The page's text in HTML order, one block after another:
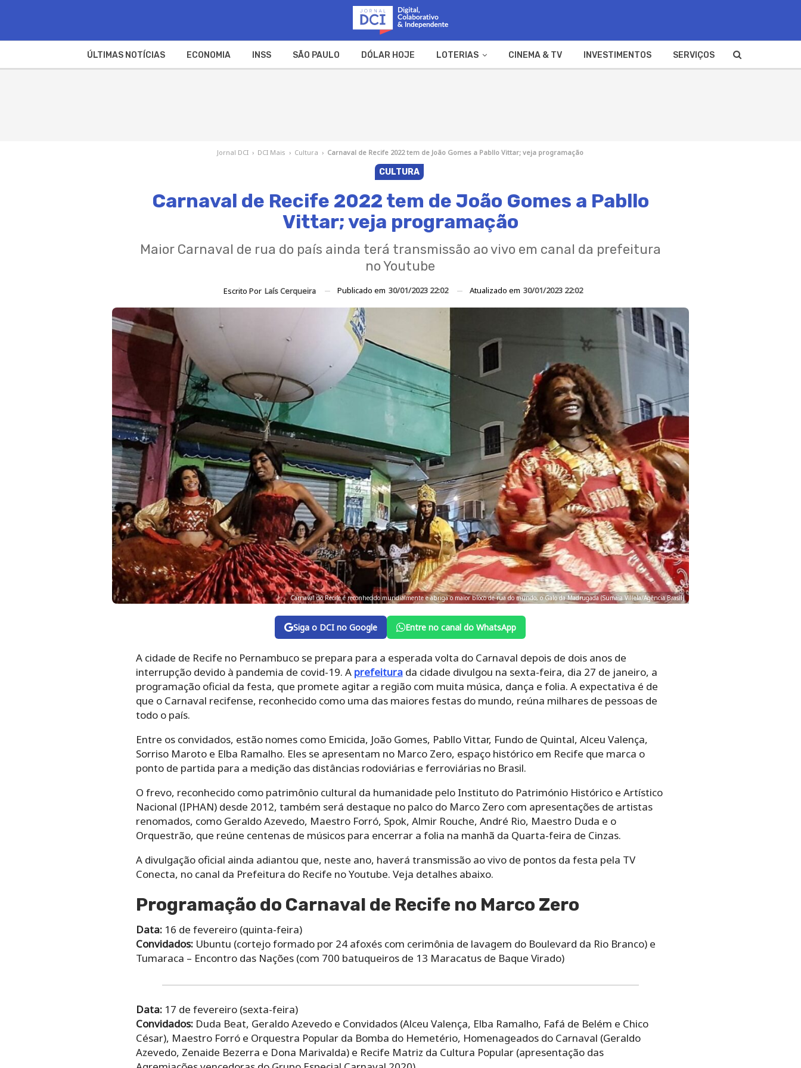
ÚLTIMAS NOTÍCIAS ECONOMIA INSS SÃO PAULO DÓLAR HOJE LOTERIAS CINEMA & TV INVESTIMENTOS SERVIÇOS
Jornal DCI › DCI Mais › Cultura › Carnaval de Recife 2022 tem de João Gomes a Pabllo Vittar; veja programação
CULTURA
Carnaval de Recife 2022 tem de João Gomes a Pabllo
Vittar; veja programação
Maior Carnaval de rua do país ainda terá transmissão ao vivo em canal da prefeitura
no Youtube
Escrito Por Laís Cerqueira Publicado em 30/01/2023 22:02 Atualizado em 30/01/2023 22:02
Carnaval do Recife é reconhecido mundialmente e abriga o maior bloco de rua do mundo, o Galo da Madrugada (Sumaia Villela/Agência Brasil)
Siga o DCI no Google Entre no canal do WhatsApp
A cidade de Recife no Pernambuco se prepara para a esperada volta do Carnaval depois de dois anos de
interrupção devido à pandemia de covid-19. A prefeiturada cidade divulgou na sexta-feira, dia 27 de janeiro, a
programação oficial da festa, que promete agitar a região com muita música, dança e folia. A expectativa é de
que o Carnaval recifense, reconhecido como uma das maiores festas do mundo, reúna milhares de pessoas de
todo o país.
Entre os convidados, estão nomes como Emicida, João Gomes, Pabllo Vittar, Fundo de Quintal, Alceu Valença,
Sorriso Maroto e Elba Ramalho. Eles se apresentam no Marco Zero, espaço histórico em Recife que marca o
ponto de partida para a medição das distâncias rodoviárias e ferroviárias no Brasil.
O frevo, reconhecido como patrimônio cultural da humanidade pelo Instituto do Património Histórico e Artístico
Nacional (IPHAN) desde 2012, também será destaque no palco do Marco Zero com apresentações de artistas
renomados, como Geraldo Azevedo, Maestro Forró, Spok, Almir Rouche, André Rio, Maestro Duda e o
Orquestrão, que reúne centenas de músicos para encerrar a folia na manhã da Quarta-feira de Cinzas.
A divulgação oficial ainda adiantou que, neste ano, haverá transmissão ao vivo de pontos da festa pela TV
Conecta, no canal da Prefeitura do Recife no Youtube. Veja detalhes abaixo.
Programação do Carnaval de Recife no Marco Zero
Data:16 de fevereiro (quinta-feira)
Convidados:Ubuntu (cortejo formado por 24 afoxés com cerimônia de lavagem do Boulevard da Rio Branco) e
Tumaraca – Encontro das Nações (com 700 batuqueiros de 13 Maracatus de Baque Virado)
Data:17 de fevereiro (sexta-feira)
Convidados:Duda Beat, Geraldo Azevedo e Convidados (Alceu Valença, Elba Ramalho, Fafá de Belém e Chico
César), Maestro Forró e Orquestra Popular da Bomba do Hemetério, Homenageados do Carnaval (Geraldo
Azevedo, Zenaide Bezerra e Dona Marivalda) e Recife Matriz da Cultura Popular (apresentação das